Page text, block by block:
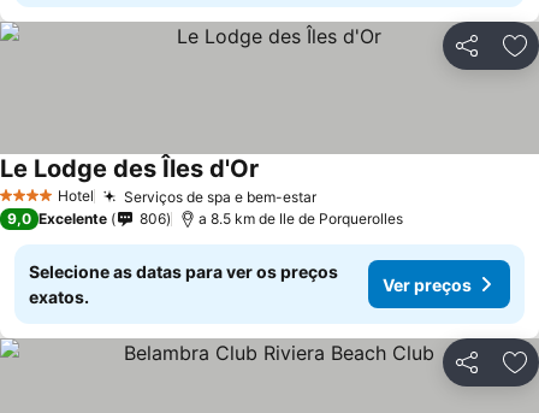
Partilhar
4 EstrelasHotel Serviços de spa e bem-estar
Le Lodge des Îles d'Or
9,0 Excelente 806 a 8.5 km de Ile de Porquerolles
Selecione as datas para ver os preços
exatos.
Ver preços
Partilhar